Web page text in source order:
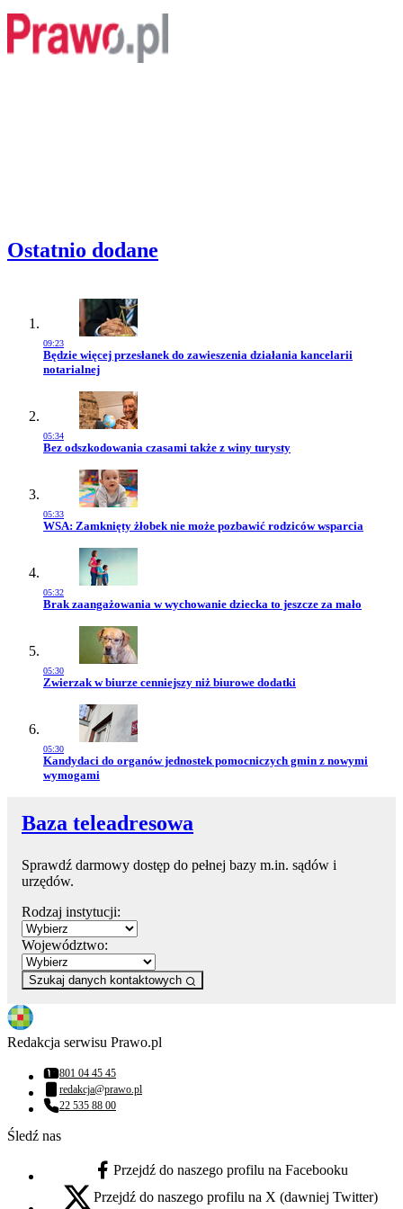
Ostatnio dodane
09:23
Przejdź do artykułu:
Będzie więcej przesłanek do zawieszenia działania kancelarii
notarialnej
05:34
Przejdź do artykułu:
Bez odszkodowania czasami także z winy turysty
05:33
Przejdź do artykułu:
WSA: Zamknięty żłobek nie może pozbawić rodziców wsparcia
05:32
Przejdź do artykułu:
Brak zaangażowania w wychowanie dziecka to jeszcze za mało
05:30
Przejdź do artykułu:
Zwierzak w biurze cenniejszy niż biurowe dodatki
05:30
Przejdź do artykułu:
Kandydaci do organów jednostek pomocniczych gmin z nowymi
wymogami
Baza teleadresowa
Sprawdź darmowy dostęp do pełnej bazy m.in. sądów i
urzędów.
Rodzaj instytucji:
Województwo:
Szukaj danych kontaktowych
Redakcja serwisu Prawo.pl
Numer telefonu:
801 04 45 45
Adres email:
redakcja@prawo.pl
Numer telefonu:
22 535 88 00
Śledź nas
facebook - otwiera się w nowej karcie
Przejdź do naszego profilu na Facebooku
x - otwiera się w nowej karcie
Przejdź do naszego profilu na X (dawniej Twitter)